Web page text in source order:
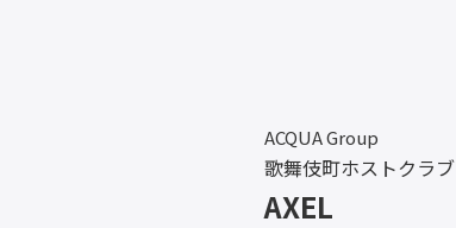
ACQUA Group
歌舞伎町ホストクラブ
AXEL